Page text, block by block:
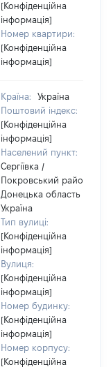
[Конфіденційна
інформація]
Номер квартири:
[Конфіденційна
інформація]
Країна:
Україна
Поштовий індекс:
[Конфіденційна
інформація]
Населений пункт:
Сергіївка /
Покровський район /
Донецька область /
Україна
Тип вулиці:
[Конфіденційна
інформація]
Вулиця:
[Конфіденційна
інформація]
Номер будинку:
[Конфіденційна
інформація]
Номер корпусу:
[Конфіденційна